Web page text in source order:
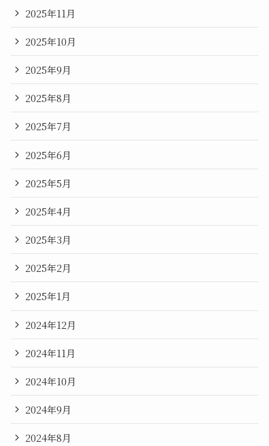
2025年11月
2025年10月
2025年9月
2025年8月
2025年7月
2025年6月
2025年5月
2025年4月
2025年3月
2025年2月
2025年1月
2024年12月
2024年11月
2024年10月
2024年9月
2024年8月